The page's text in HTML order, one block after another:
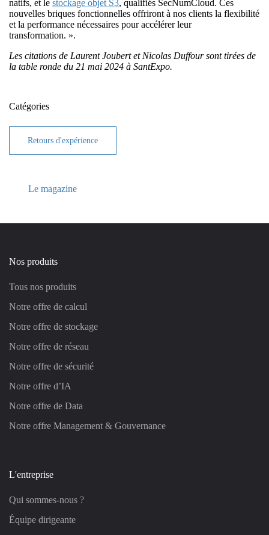
natifs, et le stockage objet S3, qualifiés SecNumCloud. Ces
nouvelles briques fonctionnelles offriront à nos clients la flexibilité
et la performance nécessaires pour accélérer leur
transformation. ».
Les citations de Laurent Joubert et Nicolas Duffour sont tirées de
la table ronde du 21 mai 2024 à SantExpo.
Catégories
Retours d'expérience
Le magazine
Nos produits
Tous nos produits
Notre offre de calcul
Notre offre de stockage
Notre offre de réseau
Notre offre de sécurité
Notre offre d’IA
Notre offre de Data
Notre offre Management & Gouvernance
L'entreprise
Qui sommes-nous ?
Équipe dirigeante